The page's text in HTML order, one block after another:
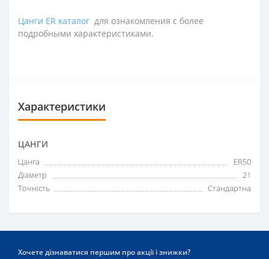
Цанги ER каталог для ознакомления с более
подробными характеристиками.
Характеристики
ЦАНГИ
Цанга
ER50
Діаметр
21
Точність
Стандартна
Хочете дізнаватися першим про акції і знижки?